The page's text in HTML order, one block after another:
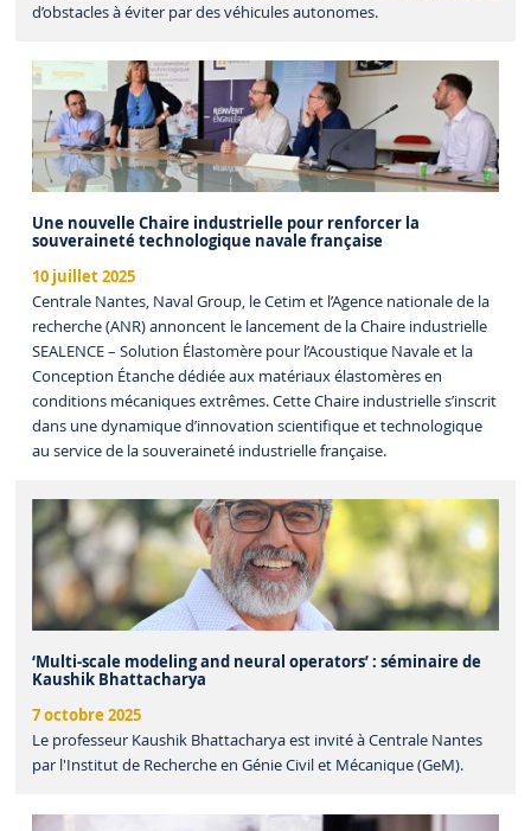
d’obstacles à éviter par des véhicules autonomes.
Une nouvelle Chaire industrielle pour renforcer la
souveraineté technologique navale française
10 juillet 2025
Centrale Nantes, Naval Group, le Cetim et l’Agence nationale de la
recherche (ANR) annoncent le lancement de la Chaire industrielle
SEALENCE – Solution Élastomère pour l’Acoustique Navale et la
Conception Étanche dédiée aux matériaux élastomères en
conditions mécaniques extrêmes. Cette Chaire industrielle s’inscrit
dans une dynamique d’innovation scientifique et technologique
au service de la souveraineté industrielle française.
‘Multi-scale modeling and neural operators’ : séminaire de
Kaushik Bhattacharya
7 octobre 2025
Le professeur Kaushik Bhattacharya est invité à Centrale Nantes
par l'Institut de Recherche en Génie Civil et Mécanique (GeM).